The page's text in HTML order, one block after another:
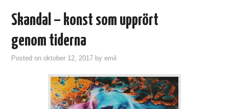
Skandal – konst som upprört
genom tiderna
Posted onoktober 12, 2017 byemil